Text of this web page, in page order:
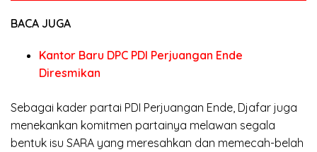
BACA JUGA
Kantor Baru DPC PDI Perjuangan Ende
Diresmikan
Sebagai kader partai PDI Perjuangan Ende, Djafar juga
menekankan komitmen partainya melawan segala
bentuk isu SARA yang meresahkan dan memecah-belah